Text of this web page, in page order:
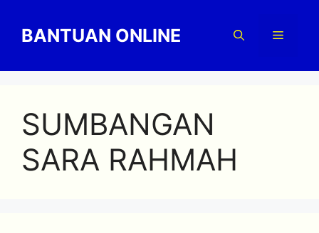
contentBANTUAN ONLINE Menu
SUMBANGAN
SARA RAHMAH